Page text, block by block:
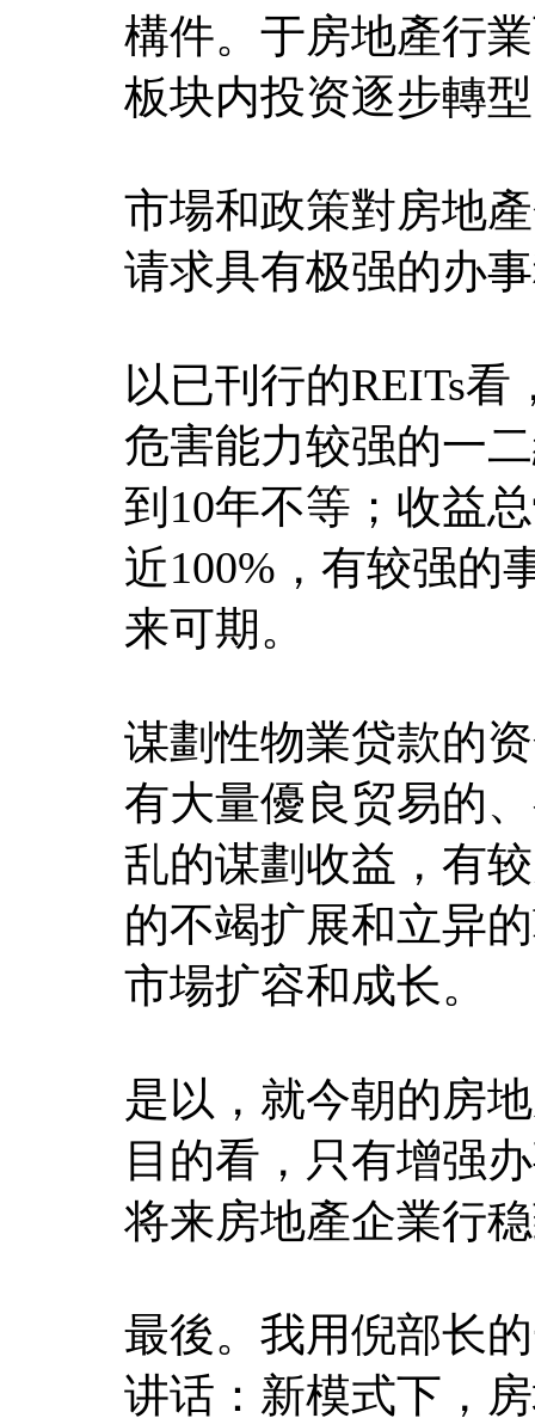
構件。于房地產行
板块内投资逐步轉
市場和政策對房地
请求具有极强的办
以已刊行的REITs
危害能力较强的一
到10年不等；收益
近100%，有较强的
来可期。
谋劃性物業贷款的
有大量優良贸易的
乱的谋劃收益，有
的不竭扩展和立异
市場扩容和成长。
是以，就今朝的房
目的看，只有增强
将来房地產企業行
最後。我用倪部长
讲话：新模式下，